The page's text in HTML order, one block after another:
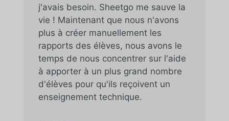
j'avais besoin. Sheetgo me sauve la
vie ! Maintenant que nous n'avons
plus à créer manuellement les
rapports des élèves, nous avons le
temps de nous concentrer sur l'aide
à apporter à un plus grand nombre
d'élèves pour qu'ils reçoivent un
enseignement technique.